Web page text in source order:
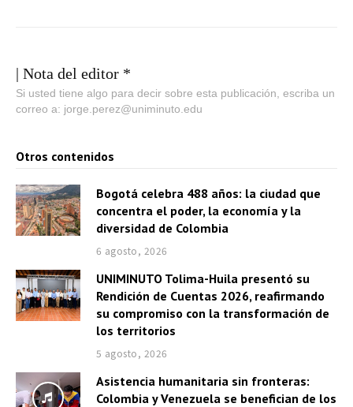
| Nota del editor *
Si usted tiene algo para decir sobre esta publicación, escriba un
correo a: jorge.perez@uniminuto.edu
Otros contenidos
Bogotá celebra 488 años: la ciudad que
concentra el poder, la economía y la
diversidad de Colombia
6 agosto, 2026
UNIMINUTO Tolima-Huila presentó su
Rendición de Cuentas 2026, reafirmando
su compromiso con la transformación de
los territorios
5 agosto, 2026
Asistencia humanitaria sin fronteras:
Colombia y Venezuela se benefician de los